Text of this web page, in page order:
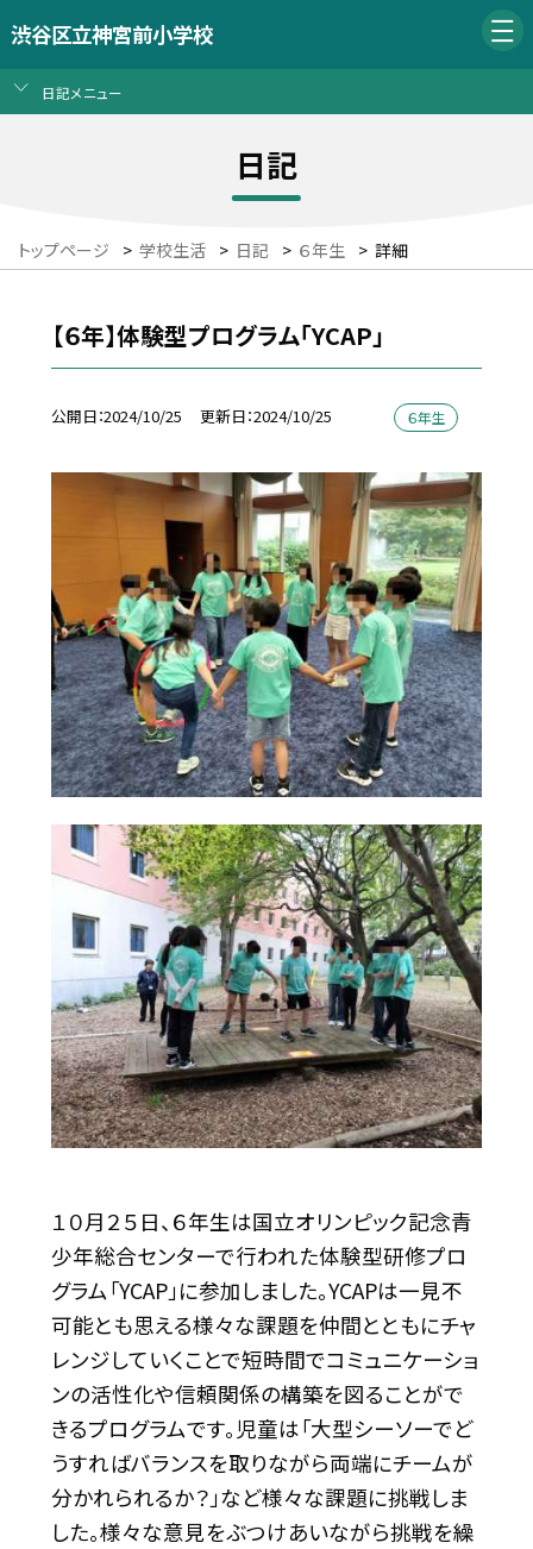
渋谷区立神宮前小学校
日記メニュー
日記
トップページ > 学校生活 > 日記 > ６年生 > 詳細
【６年】体験型プログラム「YCAP」
公開日 2024/10/25 更新日 2024/10/25 ６年生
１０月２５日、６年生は国立オリンピック記念青
少年総合センターで行われた体験型研修プロ
グラム「YCAP」に参加しました。YCAPは一見不
可能とも思える様々な課題を仲間とともにチャ
レンジしていくことで短時間でコミュニケーショ
ンの活性化や信頼関係の構築を図ることがで
きるプログラムです。児童は「大型シーソーでど
うすればバランスを取りながら両端にチームが
分かれられるか？」など様々な課題に挑戦しま
した。様々な意見をぶつけあいながら挑戦を繰